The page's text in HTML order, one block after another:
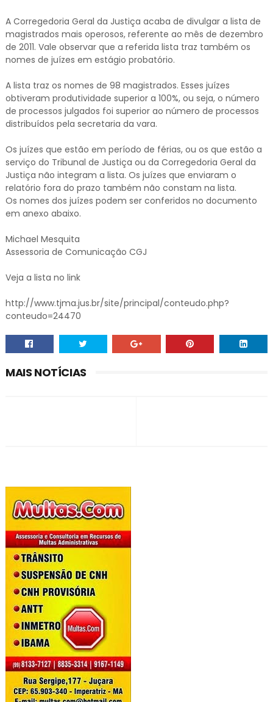
A Corregedoria Geral da Justiça acaba de divulgar a lista de
magistrados mais operosos, referente ao mês de dezembro
de 2011. Vale observar que a referida lista traz também os
nomes de juízes em estágio probatório.
A lista traz os nomes de 98 magistrados. Esses juízes
obtiveram produtividade superior a 100%, ou seja, o número
de processos julgados foi superior ao número de processos
distribuídos pela secretaria da vara.
Os juízes que estão em período de férias, ou os que estão a
serviço do Tribunal de Justiça ou da Corregedoria Geral da
Justiça não integram a lista. Os juízes que enviaram o
relatório fora do prazo também não constam na lista.
Os nomes dos juízes podem ser conferidos no documento
em anexo abaixo.
Michael Mesquita
Assessoria de Comunicação CGJ
Veja a lista no link
http://www.tjma.jus.br/site/principal/conteudo.php?
conteudo=24470
MAIS NOTÍCIAS